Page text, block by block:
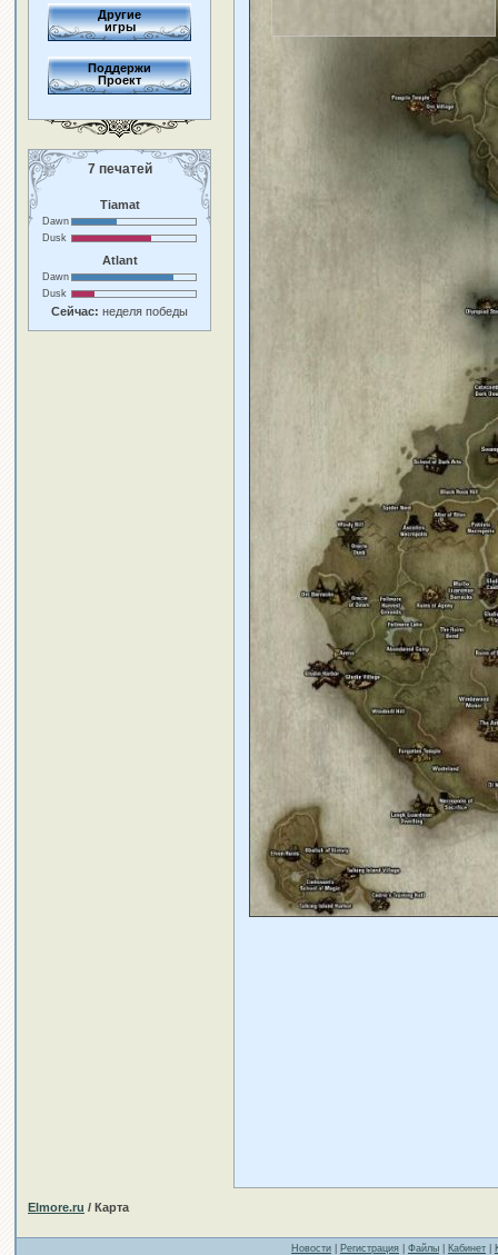
Другие
игры
Поддержи
Проект
7 печатей
Tiamat
Dawn
Dusk
Atlant
Dawn
Dusk
Сейчас: неделя победы
Elmore.ru / Карта
Новости Регистрация Файлы Кабинет